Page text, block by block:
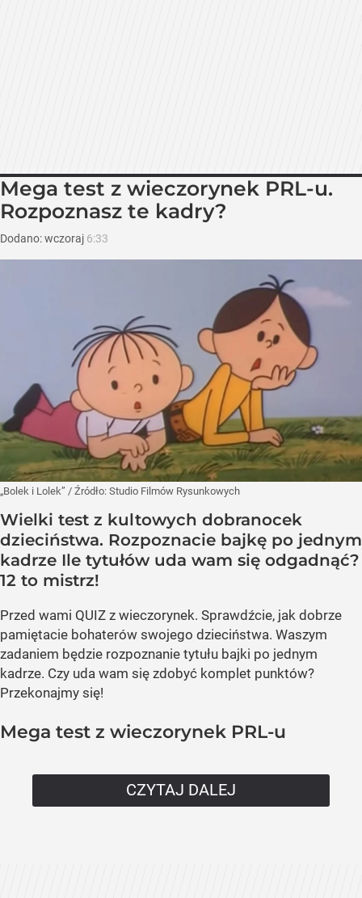
Mega test z wieczorynek PRL-u.
Rozpoznasz te kadry?
Dodano:wczoraj 6:33
„Bolek i Lolek” / Źródło: Studio Filmów Rysunkowych
Wielki test z kultowych dobranocek
dzieciństwa. Rozpoznacie bajkę po jednym
kadrze Ile tytułów uda wam się odgadnąć?
12 to mistrz!
Przed wami QUIZ z wieczorynek. Sprawdźcie, jak dobrze
pamiętacie bohaterów swojego dzieciństwa. Waszym
zadaniem będzie rozpoznanie tytułu bajki po jednym
kadrze. Czy uda wam się zdobyć komplet punktów?
Przekonajmy się!
Mega test z wieczorynek PRL-u
CZYTAJ DALEJ